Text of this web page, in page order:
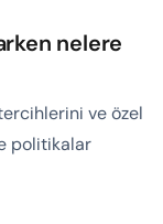
nelere
ve özel
politikalar